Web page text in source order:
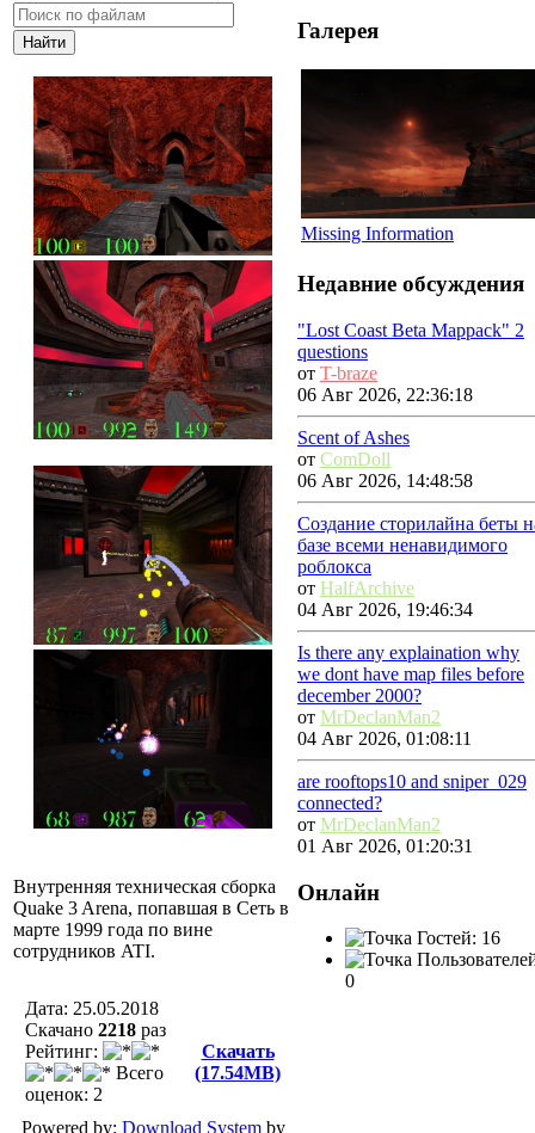
Внутренняя техническая сборка
Quake 3 Arena, попавшая в Сеть в
марте 1999 года по вине
сотрудников ATI.
Дата: 25.05.2018
Скачано 2218 раз
Рейтинг:
Всего
оценок: 2
Скачать
(17.54MB)
Powered by: Download Systemby
Галерея
Missing Information
Недавние обсуждения
"Lost Coast Beta Mappack" 2
questions
от T-braze
06 Авг 2026, 22:36:18
Scent of Ashes
от ComDoll
06 Авг 2026, 14:48:58
Создание сторилайна беты
базе всеми ненавидимого
роблокса
от HalfArchive
04 Авг 2026, 19:46:34
Is there any explaination why
we dont have map files before
december 2000?
от MrDeclanMan2
04 Авг 2026, 01:08:11
are rooftops10 and sniper_029
connected?
от MrDeclanMan2
01 Авг 2026, 01:20:31
Онлайн
Гостей: 16
0